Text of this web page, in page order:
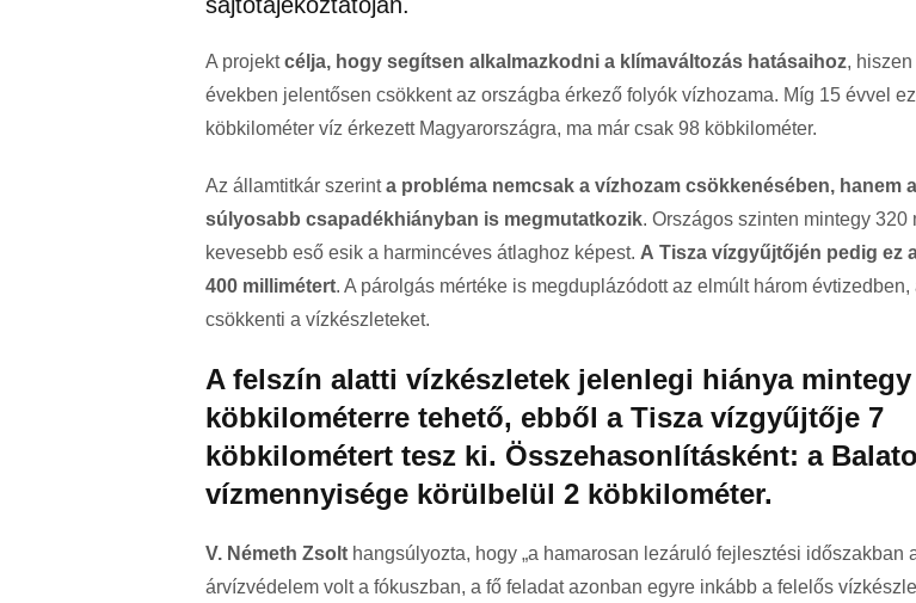
sajtótájékoztatóján.
A projektcélja, hogy segítsen alkalmazkodni a klímaváltozás hatásaihoz,
években jelentősen csökkent az országba érkező folyók vízhozama. Míg 15 évvel
köbkilométer víz érkezett Magyarországra, ma már csak 98 köbkilométer.
Az államtitkár szerinta probléma nemcsak a vízhozam csökkenésében, hanem
súlyosabb csapadékhiányban is megmutatkozik. Országos szinten mintegy 320
kevesebb eső esik a harmincéves átlaghoz képest. A Tisza vízgyűjtőjén pedig ez
400 millimétert. A párolgás mértéke is megduplázódott az elmúlt három évtizedben,
csökkenti a vízkészleteket.
A felszín alatti vízkészletek jelenlegi hiánya mintegy
köbkilométerre tehető, ebből a Tisza vízgyűjtője 7
köbkilométert tesz ki. Összehasonlításként: a
vízmennyisége körülbelül 2 köbkilométer.
V. Németh Zsolt hangsúlyozta, hogy „a hamarosan lezáruló fejlesztési időszakban
árvízvédelem volt a fókuszban, a fő feladat azonban egyre inkább a felelős